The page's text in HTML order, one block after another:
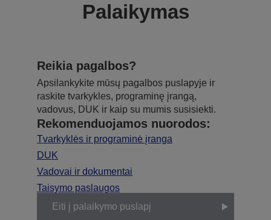
Palaikymas
Reikia pagalbos?
Apsilankykite mūsų pagalbos puslapyje ir
raskite tvarkykles, programinę įrangą,
vadovus, DUK ir kaip su mumis susisiekti.
Rekomenduojamos nuorodos:
Tvarkyklės ir programinė įranga
DUK
Vadovai ir dokumentai
Taisymo paslaugos
Eiti į palaikymo puslapį